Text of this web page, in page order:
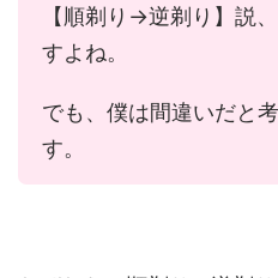
【順剃り→逆剃り】説
すよね。
でも、僕は間違いだと
す。